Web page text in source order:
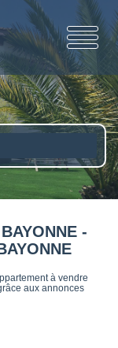
-
à vendre
aux annonces